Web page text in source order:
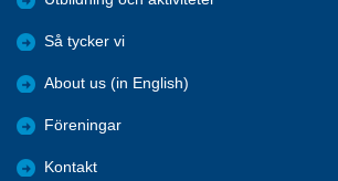
Så tycker vi
About us (in English)
Föreningar
Kontakt